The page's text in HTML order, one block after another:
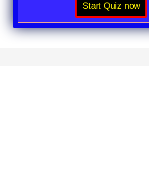
Start Quiz now